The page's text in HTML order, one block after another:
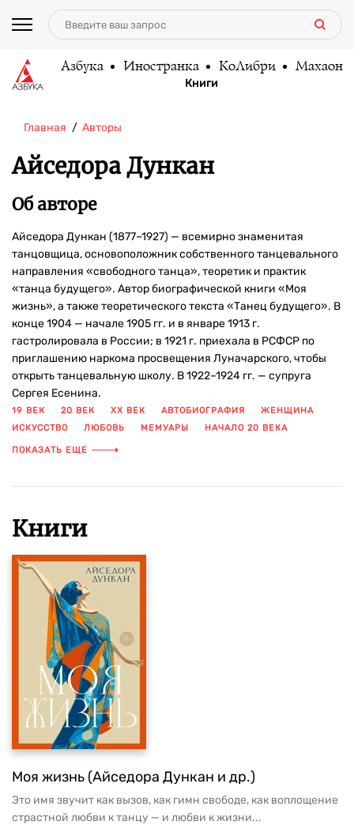
Азбука Иностранка КоЛибри Махаон
Книги
Главная Авторы
Айседора Дункан
Об авторе
Айседора Дункан (1877–1927) — всемирно знаменитая
танцовщица, основоположник собственного танцевального
направления «свободного танца», теоретик и практик
«танца будущего». Автор биографической книги «Моя
жизнь», а также теоретического текста «Танец будущего». В
конце 1904 — начале 1905 гг. и в январе 1913 г.
гастролировала в России; в 1921 г. приехала в РСФСР по
приглашению наркома просвещения Луначарского, чтобы
открыть танцевальную школу. В 1922–1924 гг. — супруга
Сергея Есенина.
19 ВЕК 20 ВЕК XX ВЕК АВТОБИОГРАФИЯ
ЖЕНЩИНА
ИСКУССТВО
ЛЮБОВЬ МЕМУАРЫ
НАЧАЛО 20 ВЕКА
ТАНЦЫ
ФОТОГРАФИИ
ПОКАЗАТЬ ЕЩЕ
Книги
Моя жизнь (Айседора Дункан и др.)
Это имя звучит как вызов, как гимн свободе, как воплощение
страстной любви к танцу — и любви к жизни...